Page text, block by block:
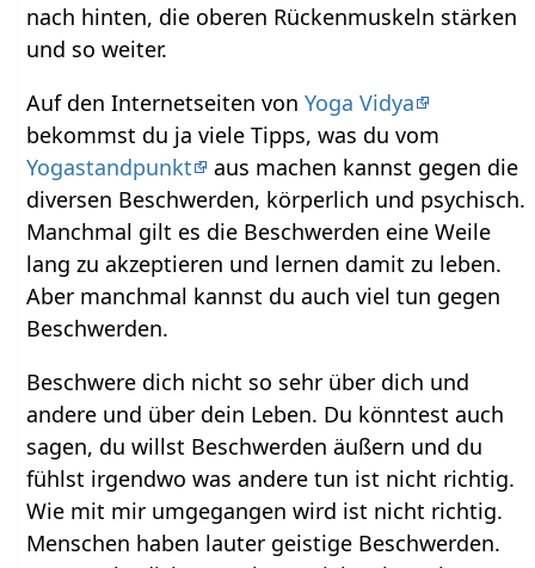
nach hinten, die oberen Rückenmuskeln stärken
und so weiter.
Auf den Internetseiten vonYoga Vidya
bekommst du ja viele Tipps, was du vom
Yogastandpunkt
aus machen kannst gegen die
diversen Beschwerden, körperlich und psychisch.
Manchmal gilt es die Beschwerden eine Weile
lang zu akzeptieren und lernen damit zu leben.
Aber manchmal kannst du auch viel tun gegen
Beschwerden.
Beschwere dich nicht so sehr über dich und
andere und über dein Leben. Du könntest auch
sagen, du willst Beschwerden äußern und du
fühlst irgendwo was andere tun ist nicht richtig.
Wie mit mir umgegangen wird ist nicht richtig.
Menschen haben lauter geistige Beschwerden.